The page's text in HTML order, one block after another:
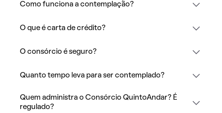
Como funciona a contemplação?
O que é carta de crédito?
O consórcio é seguro?
Quanto tempo leva para ser contemplado?
Quem administra o Consórcio QuintoAndar? É
regulado?